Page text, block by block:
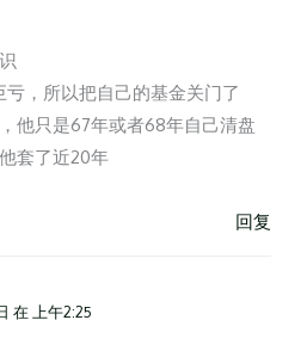
，所以把自己的基金关门了
他只是67年或者68年自己清盘
套了近20年
回复
在 上午2:25